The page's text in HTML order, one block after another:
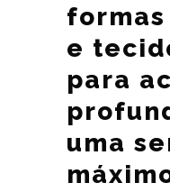
e
para
uma